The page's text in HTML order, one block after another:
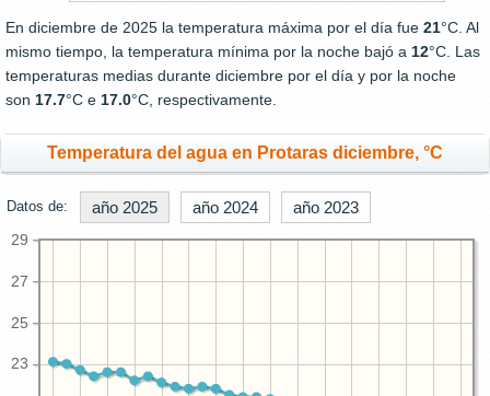
En diciembre de 2025 la temperatura máxima por el día fue 21°C. Al
mismo tiempo, la temperatura mínima por la noche bajó a 12°C. Las
temperaturas medias durante diciembre por el día y por la noche
son 17.7°C e 17.0°C, respectivamente.
Temperatura del agua en Protaras diciembre, °C
Datos de: año 2025 año 2024 año 2023
23
25
27
29